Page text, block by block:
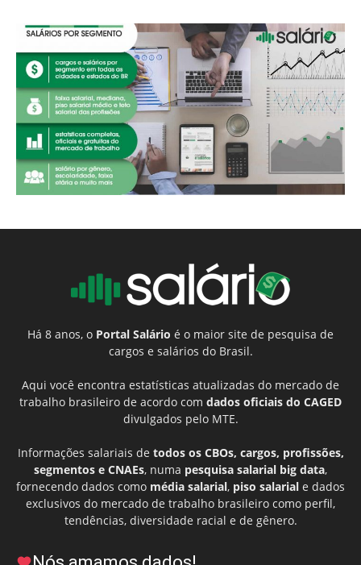
Há 8 anos, o Portal Salário é o maior site de pesquisa de
cargos e salários do Brasil.
Aqui você encontra estatísticas atualizadas do mercado de
trabalho brasileiro de acordo com dados oficiais do CAGED
divulgados pelo MTE.
Informações salariais de todos os CBOs, cargos, profissões,
segmentos e CNAEs, numa pesquisa salarial big data,
fornecendo dados como média salarial, piso salarial e dados
exclusivos do mercado de trabalho brasileiro como perfil,
tendências, diversidade racial e de gênero.